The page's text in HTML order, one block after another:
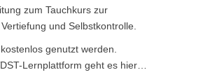
zum Tauchkurs zur
und Selbstkontrolle.
genutzt werden.
Lernplattform geht es hier…